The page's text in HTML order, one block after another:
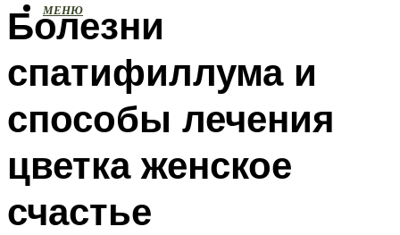
МЕНЮ
Болезни
спатифиллума и
способы лечения
цветка женское
счастье